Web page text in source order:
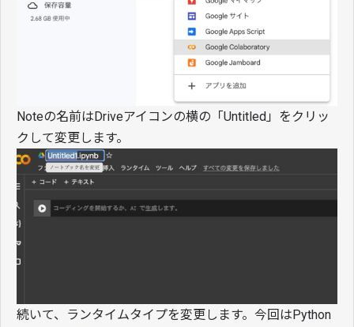
Noteの名前はDriveアイコンの横の「Untitled」をクリッ
クして変更します。
続いて、ランタイムタイプを変更します。今回はPython